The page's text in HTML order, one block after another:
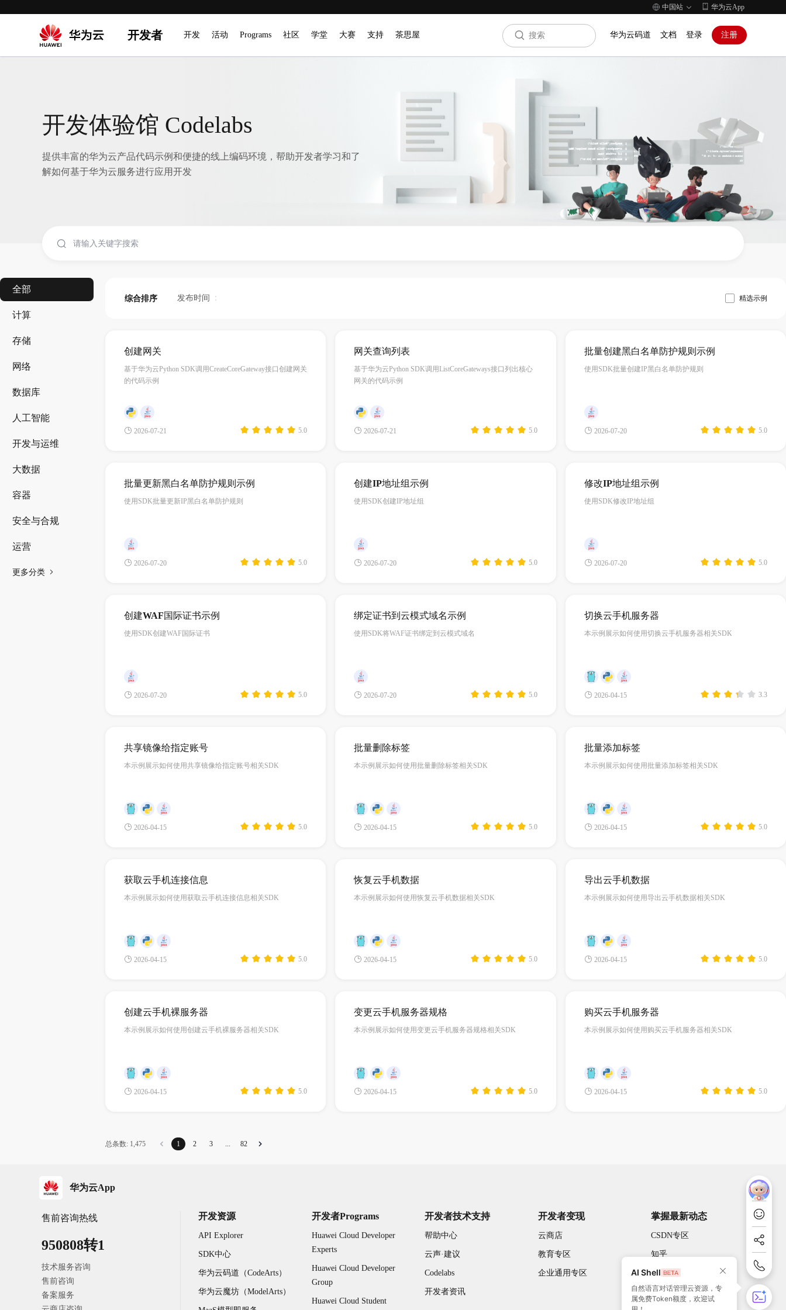
中国站 华为云App
开发者 开发 活动 Programs 社区 学堂 大赛 支持 茶思屋 华为云码道 文档 登录 注册
开发体验馆 Codelabs
提供丰富的华为云产品代码示例和便捷的线上编码环境，帮助开发者学习和了
解如何基于华为云服务进行应用开发
全部
计算
存储
网络
数据库
人工智能
开发与运维
大数据
容器
安全与合规
运营
更多分类
综合排序 发布时间 精选示例
创建网关
基于华为云Python SDK调用CreateCoreGateway接口创建网关
的代码示例
2026-07-21 5.0
网关查询列表
基于华为云Python SDK调用ListCoreGateways接口列出核心
网关的代码示例
2026-07-21 5.0
批量创建黑白名单防护规则示例
使用SDK批量创建IP黑白名单防护规则
2026-07-20 5.0
批量更新黑白名单防护规则示例
使用SDK批量更新IP黑白名单防护规则
2026-07-20 5.0
创建IP地址组示例
使用SDK创建IP地址组
2026-07-20 5.0
修改IP地址组示例
使用SDK修改IP地址组
2026-07-20 5.0
创建WAF国际证书示例
使用SDK创建WAF国际证书
2026-07-20 5.0
绑定证书到云模式域名示例
使用SDK将WAF证书绑定到云模式域名
2026-07-20 5.0
切换云手机服务器
本示例展示如何使用切换云手机服务器相关SDK
2026-04-15 3.3
共享镜像给指定账号
本示例展示如何使用共享镜像给指定账号相关SDK
2026-04-15 5.0
批量删除标签
本示例展示如何使用批量删除标签相关SDK
2026-04-15 5.0
批量添加标签
本示例展示如何使用批量添加标签相关SDK
2026-04-15 5.0
获取云手机连接信息
本示例展示如何使用获取云手机连接信息相关SDK
2026-04-15 5.0
恢复云手机数据
本示例展示如何使用恢复云手机数据相关SDK
2026-04-15 5.0
导出云手机数据
本示例展示如何使用导出云手机数据相关SDK
2026-04-15 5.0
创建云手机裸服务器
本示例展示如何使用创建云手机裸服务器相关SDK
2026-04-15 5.0
变更云手机服务器规格
本示例展示如何使用变更云手机服务器规格相关SDK
2026-04-15 5.0
购买云手机服务器
本示例展示如何使用购买云手机服务器相关SDK
2026-04-15 5.0
总条数: 1,475 1 2 3 ... 82
华为云App
售前咨询热线
950808转1
技术服务咨询
售前咨询
备案服务
开发资源
API Explorer
SDK中心
华为云码道（CodeArts）
华为云魔坊（ModelArts）
开发者Programs
Huawei Cloud Developer
Experts
Huawei Cloud Developer
Group
Huawei Cloud Student
开发者技术支持
帮助中心
云声·建议
Codelabs
开发者资讯
开发者变现
云商店
教育专区
企业通用专区
掌握最新动态
CSDN专区
知乎
开源中国
51CTO
AI Shell
自然语言对话管理云资源，专
属免费Token额度，欢迎试